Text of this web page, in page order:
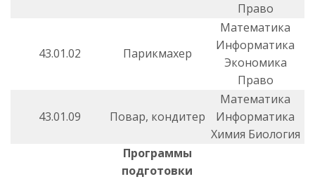
Право
43.01.02 Парикмахер
Математика
Информатика
Экономика
Право
43.01.09 Повар, кондитер
Математика
Информатика
Химия Биология
Программы
подготовки